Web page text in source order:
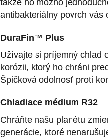
takže ho možno
antibakteriálny povrch vás
DuraFin™ Plus
Užívajte si príjemný chlad
korózii, ktorý ho chráni
Špičková odolnosť proti
Chladiace médium R32
Chráňte našu planétu
generácie, ktoré